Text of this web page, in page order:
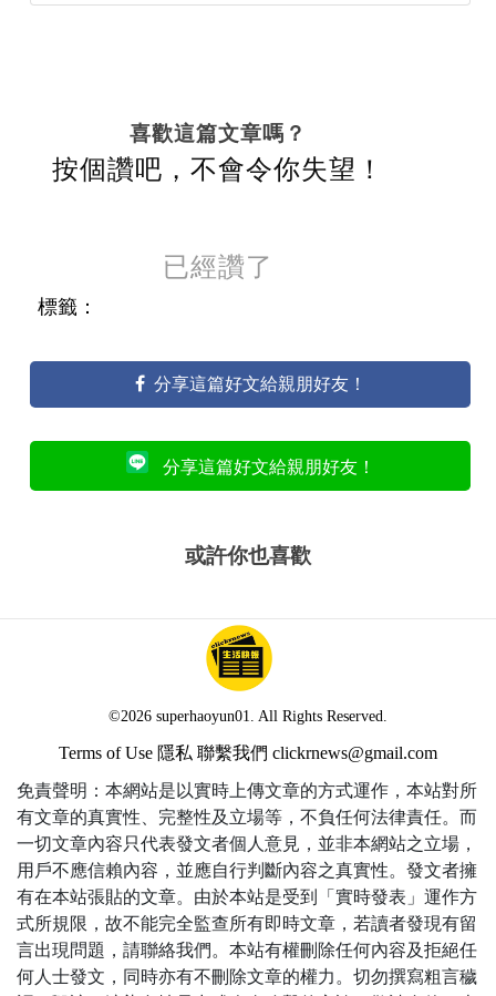
喜歡這篇文章嗎？
按個讚吧，不會令你失望！
已經讚了
標籤：
分享這篇好文給親朋好友！
分享這篇好文給親朋好友！
或許你也喜歡
©2026 superhaoyun01. All Rights Reserved.
Terms of Use 隱私 聯繫我們 clickrnews@gmail.com
免責聲明：本網站是以實時上傳文章的方式運作，本站對所
有文章的真實性、完整性及立場等，不負任何法律責任。而
一切文章內容只代表發文者個人意見，並非本網站之立場，
用戶不應信賴內容，並應自行判斷內容之真實性。發文者擁
有在本站張貼的文章。由於本站是受到「實時發表」運作方
式所規限，故不能完全監查所有即時文章，若讀者發現有留
言出現問題，請聯絡我們。本站有權刪除任何內容及拒絕任
何人士發文，同時亦有不刪除文章的權力。切勿撰寫粗言穢